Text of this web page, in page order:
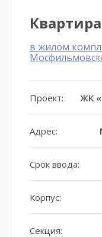
в жилом
Проект: ЖК
Адрес:
Срок ввода:
Корпус:
Секция: